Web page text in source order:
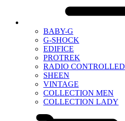
BABY-G
G-SHOCK
EDIFICE
PROTREK
RADIO CONTROLLED
SHEEN
VINTAGE
COLLECTION MEN
COLLECTION LADY